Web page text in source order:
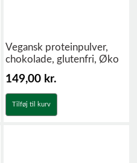
Vegansk proteinpulver,
chokolade, glutenfri, Øko
149,00 kr.
Tilføj til kurv